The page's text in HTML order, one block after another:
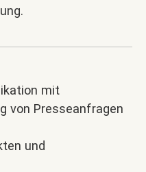
mit
von Presseanfragen
und